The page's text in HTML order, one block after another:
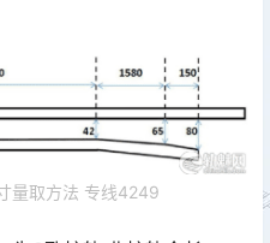
量取方法 专线4249